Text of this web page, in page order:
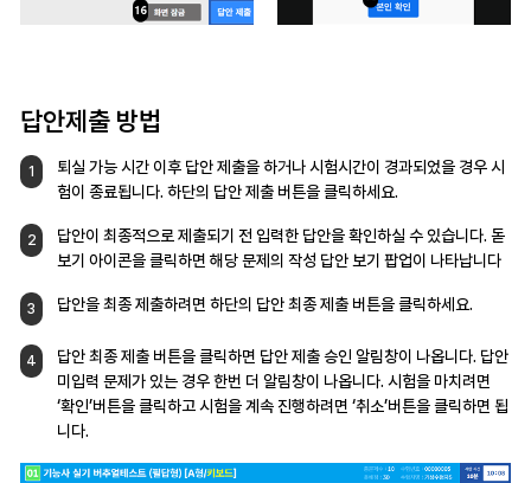
답안제출 방법
1 퇴실 가능 시간 이후 답안 제출을 하거나시험시간이 경과되었을 경우 시
험이 종료됩니다.하단의 답안 제출 버튼을 클릭하세요.
2 답안이 최종적으로 제출되기 전 입력한 답안을확인하실 수 있습니다. 돋
보기 아이콘을 클릭하면 해당 문제의 작성 답안 보기 팝업이 나타납니다
3 답안을 최종 제출하려면 하단의 답안 최종 제출 버튼을 클릭하세요.
4 답안 최종 제출 버튼을 클릭하면 답안 제출 승인 알림창이 나옵니다. 답안
미입력 문제가 있는 경우한번 더 알림창이 나옵니다. 시험을 마치려면
‘확인’버튼을 클릭하고 시험을 계속 진행하려면‘취소’버튼을 클릭하면 됩
니다.